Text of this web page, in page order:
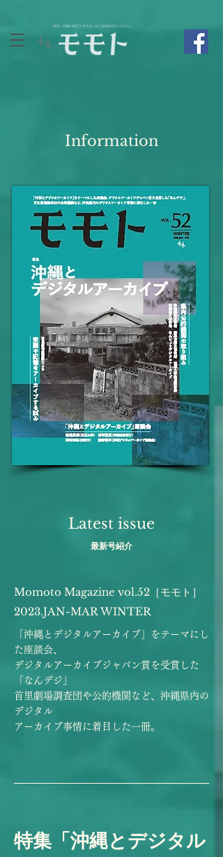
Information
Latest issue
​最新号紹介
Momoto Magazine vol.52［モモト］
2023.JAN-MAR WINTER
「沖縄とデジタルアーカイブ」をテーマにし
た座談会、
デジタルアーカイブジャパン賞を受賞した
「なんデジ」
首里劇場調査団や公的機関など、沖縄県内の
デジタル
​アーカイブ事情に着目した一冊。
特集「沖縄とデジタル